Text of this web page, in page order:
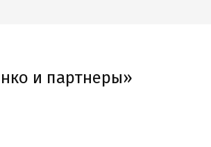
и партнеры»